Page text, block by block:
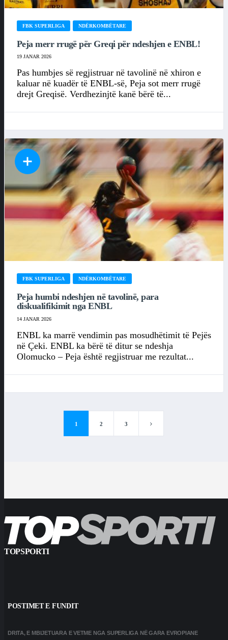
FBK SUPERLIGA NDËRKOMBËTARE
Peja merr rrugë për Greqi për ndeshjen e ENBL!
19 JANAR 2026
Pas humbjes së regjistruar në tavolinë në xhiron e
kaluar në kuadër të ENBL-së, Peja sot merr rrugë
drejt Greqisë. Verdhezinjtë kanë bërë të...
FBK SUPERLIGA NDËRKOMBËTARE
Peja humbi ndeshjen në tavolinë, para
diskualifikimit nga ENBL
14 JANAR 2026
ENBL ka marrë vendimin pas mosudhëtimit të Pejës
në Çeki. ENBL ka bërë të ditur se ndeshja
Olomucko – Peja është regjistruar me rezultat...
1 2 3
TOPSPORTI
POSTIMET E FUNDIT
DRITA, E MBIJETUARA E VETME NGA SUPERLIGA NË GARA EVROPIANE